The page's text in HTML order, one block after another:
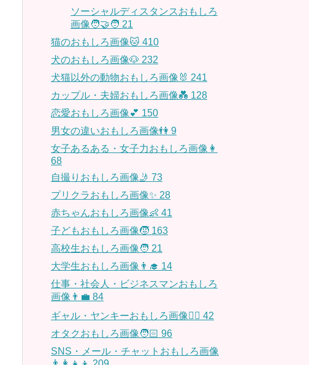
ソーシャルディスタンスおもしろ
画像🧑‍🤝‍🧑 21
猫のおもしろ画像🐱 410
犬のおもしろ画像🐶 232
犬猫以外の動物おもしろ画像🐰 241
カップル・夫婦おもしろ画像💑 128
恋愛おもしろ画像💕 150
男女の違いおもしろ画像👫 9
女子あるある・女子力おもしろ画像👩
68
自撮りおもしろ画像🤳 73
プリクラおもしろ画像✨ 28
赤ちゃんおもしろ画像👶 41
子どもおもしろ画像🧒 163
高校生おもしろ画像🧑 21
大学生おもしろ画像👨‍🎓 14
仕事・社会人・ビジネスマンおもしろ
画像👨‍💼 84
ギャル・ヤンキーおもしろ画像👱‍♀️ 42
オタクおもしろ画像🧑🏻 96
SNS・メール・チャットおもしろ画像